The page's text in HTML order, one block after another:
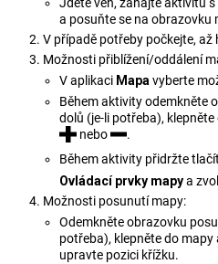
Jděte ven, zahajte aktivitu s
a posuňte se na obrazovku
V případě potřeby počkejte,
Možnosti přiblížení/oddálení
V aplikaci Mapavyberte
Během aktivity odemkněte
dolů (je-li potřeba),
nebo
.
Během aktivity přidržte
Ovládací prvky mapya
Možnosti posunutí mapy:
Odemkněte obrazovku
potřeba), klepněte do
upravte pozici křížku.